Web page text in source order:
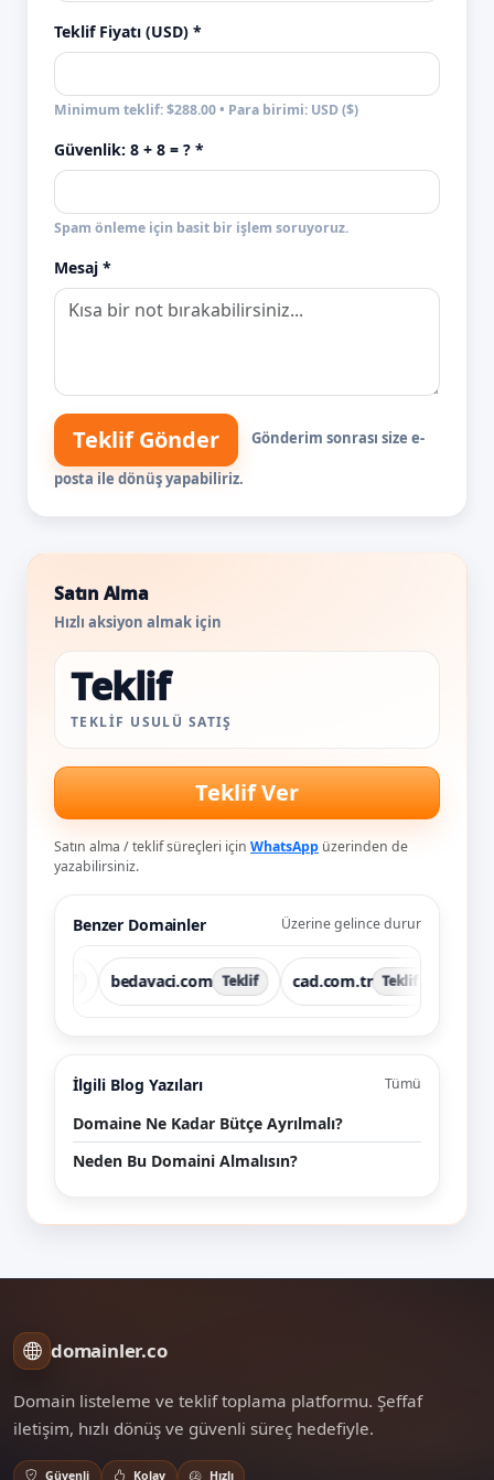
Teklif Fiyatı (USD) *
Minimum teklif: $288.00 • Para birimi: USD ($)
Güvenlik: 8 + 8 = ? *
Spam önleme için basit bir işlem soruyoruz.
Mesaj *
Teklif Gönder Gönderim sonrası size e-
posta ile dönüş yapabiliriz.
Satın Alma
Hızlı aksiyon almak için
Teklif
TEKLIF USULÜ SATIŞ
Teklif Ver
Satın alma / teklif süreçleri için WhatsApp üzerinden de
yazabilirsiniz.
Benzer Domainler Üzerine gelince durur
bedavaci.com Teklif cad.com.tr Teklif
İlgili Blog Yazıları Tümü
Domaine Ne Kadar Bütçe Ayrılmalı?
Neden Bu Domaini Almalısın?
domainler.co
Domain listeleme ve teklif toplama platformu. Şeffaf
iletişim, hızlı dönüş ve güvenli süreç hedefiyle.
Güvenli Kolay Hızlı